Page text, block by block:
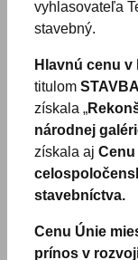
vyhlasovateľa
stavebný.
Hlavnú cenu
titulom
získala „
národnej
získala aj
stavebníctva.
Cenu Únie
prínos v